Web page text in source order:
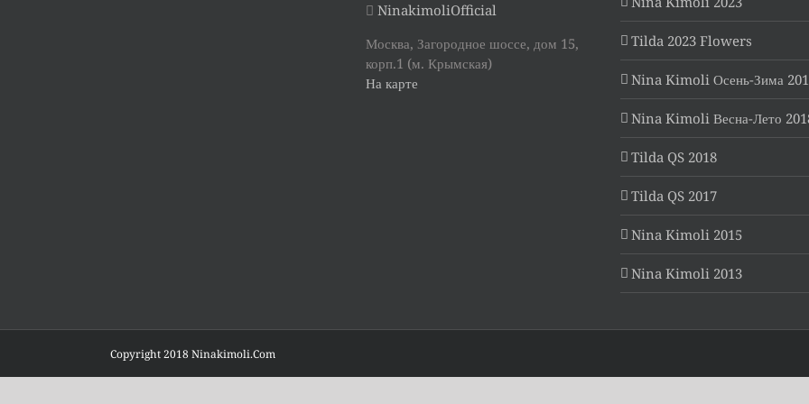
NinakimoliOfficial
Москва, Загородное шоссе, дом 15,
корп.1 (м. Крымская)
На карте
Tilda 2023 Flowers
Nina Kimoli Осень-Зима
Nina Kimoli Весна-Лето
Tilda QS 2018
Tilda QS 2017
Nina Kimoli 2015
Nina Kimoli 2013
Copyright 2018 Ninakimoli.Com